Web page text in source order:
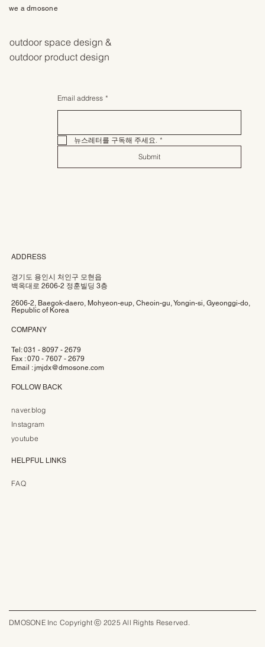
we a dmosone
outdoor space design &
outdoor product design
Email address *
뉴스레터를 구독해 주세요.
*
Submit
ADDRESS
경기도 용인시 처인구 모현읍
백옥대로 2606-2 정훈빌딩 3층
2606-2, Baegok-daero, Mohyeon-eup, Cheoin-gu, Yongin-si, Gyeonggi-do,
Republic of Korea
COMPANY
Tel: 031 - 8097 - 2679
Fax : 070 - 7607 - 2679
Email :jmjdx@dmosone.com
FOLLOW BACK
naver.blog
Instagram
youtube
HELPFUL LINKS
FAQ
DMOSONE Inc Copyright ⓒ 2025 All Rights Reserved.​